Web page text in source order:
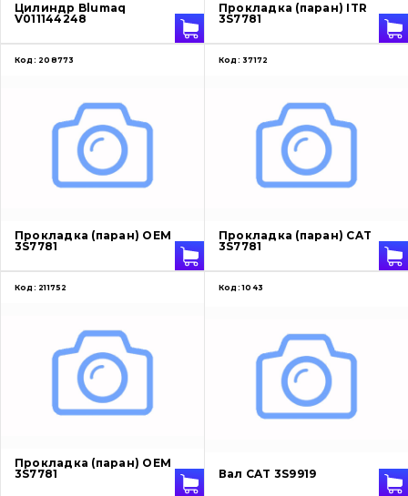
Цилиндр Blumaq
V011144248
Прокладка (паран) ITR
3S7781
Код: 208773
Прокладка (паран) OEM
3S7781
Код: 37172
Прокладка (паран) CAT
3S7781
Код: 211752
Прокладка (паран) OEM
3S7781
Код: 1043
Вал CAT 3S9919